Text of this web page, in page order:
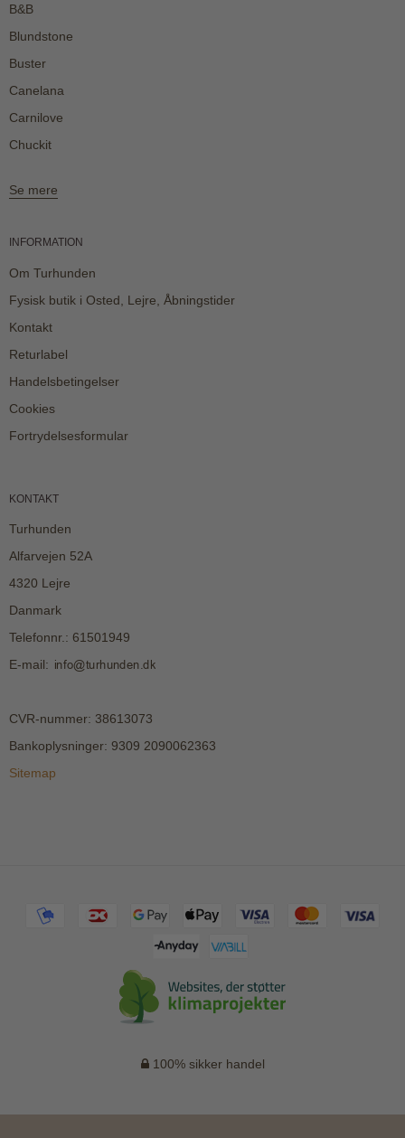
B&B
Blundstone
Buster
Canelana
Carnilove
Chuckit
Se mere
INFORMATION
Om Turhunden
Fysisk butik i Osted, Lejre, Åbningstider
Kontakt
Returlabel
Handelsbetingelser
Cookies
Fortrydelsesformular
KONTAKT
Turhunden
Alfarvejen 52A
4320 Lejre
Danmark
Telefonnr.: 61501949
E-mail:
CVR-nummer: 38613073
Bankoplysninger: 9309 2090062363
Sitemap
100% sikker handel